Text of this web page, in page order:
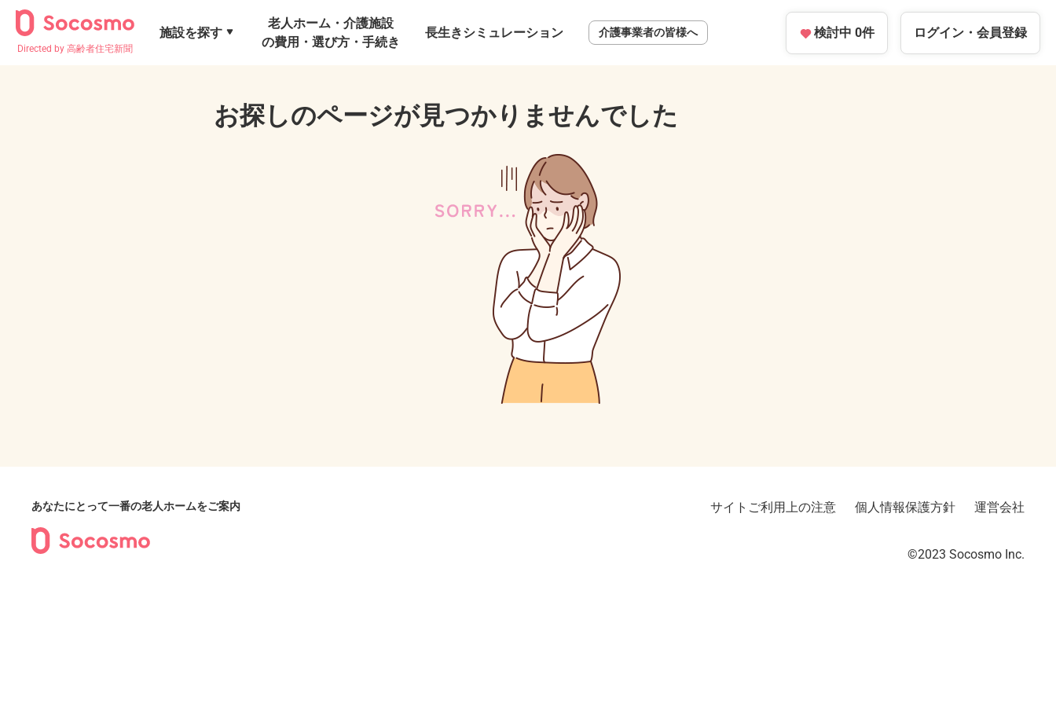
Directed by 高齢者住宅新聞
施設を探す
老人ホーム・介護施設
の費用・選び方・手続き
長生きシミュレーション 介護事業者の皆様へ 検討中 0件 ログイン・ 会員登録
お探しのページが見つかりませんでした
あなたにとって一番の老人ホームをご案内 サイトご利用上の注意 個人情報保護方針 運営会社
©2023︎ Socosmo Inc.